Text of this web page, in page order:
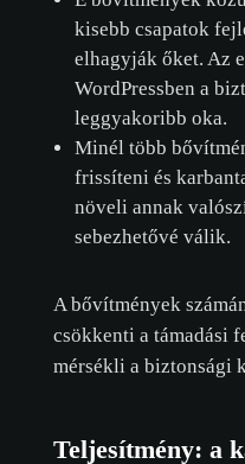
kisebb csapatok
elhagyják őket. Az
WordPressben a
leggyakoribb oka.
Minél több
frissíteni és
növeli annak
sebezhetővé válik.
A bővítmények
csökkenti a támadási
mérsékli a biztonsági
Teljesítmény: a